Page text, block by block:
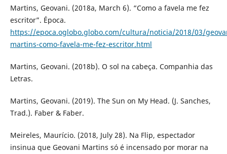
Martins, Geovani. (2018a, March 6). “Como a favela me fez
escritor”. Época.
https://epoca.oglobo.globo.com/cultura/noticia/2018/03/
martins-como-favela-me-fez-escritor.html
Martins, Geovani. (2018b). O sol na cabeça. Companhia das
Letras.
Martins, Geovani. (2019). The Sun on My Head. (J. Sanches,
Trad.). Faber & Faber.
Meireles, Maurício. (2018, July 28). Na Flip, espectador
insinua que Geovani Martins só é incensado por morar na